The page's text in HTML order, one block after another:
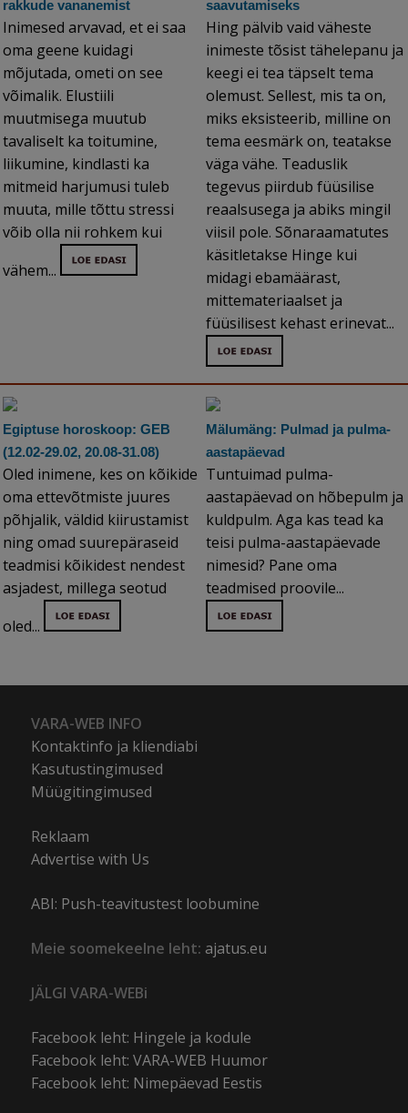
rakkude vananemist
Inimesed arvavad, et ei saa
oma geene kuidagi
mõjutada, ometi on see
võimalik. Elustiili
muutmisega muutub
tavaliselt ka toitumine,
liikumine, kindlasti ka
mitmeid harjumusi tuleb
muuta, mille tõttu stressi
võib olla nii rohkem kui
vähem...
saavutamiseks
Hing pälvib vaid väheste
inimeste tõsist tähelepanu ja
keegi ei tea täpselt tema
olemust. Sellest, mis ta on,
miks eksisteerib, milline on
tema eesmärk on, teatakse
väga vähe. Teaduslik
tegevus piirdub füüsilise
reaalsusega ja abiks mingil
viisil pole. Sõnaraamatutes
käsitletakse Hinge kui
midagi ebamäärast,
mittemateriaalset ja
füüsilisest kehast erinevat...
Egiptuse horoskoop: GEB
(12.02-29.02, 20.08-31.08)
Oled inimene, kes on kõikide
oma ettevõtmiste juures
põhjalik, väldid kiirustamist
ning omad suurepäraseid
teadmisi kõikidest nendest
asjadest, millega seotud
oled...
Mälumäng: Pulmad ja pulma-
aastapäevad
Tuntuimad pulma-
aastapäevad on hõbepulm ja
kuldpulm. Aga kas tead ka
teisi pulma-aastapäevade
nimesid? Pane oma
teadmised proovile...
VARA-WEB INFO
Kontaktinfo ja kliendiabi
Kasutustingimused
Müügitingimused
Reklaam
Advertise with Us
ABI: Push-teavitustest loobumine
Meie soomekeelne leht: ajatus.eu
JÄLGI VARA-WEBi
Facebook leht: Hingele ja kodule
Facebook leht: VARA-WEB Huumor
Facebook leht: Nimepäevad Eestis